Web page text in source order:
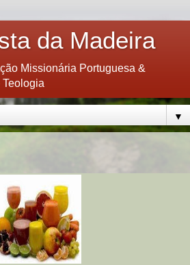
da Madeira
Missionária Portuguesa &
▼